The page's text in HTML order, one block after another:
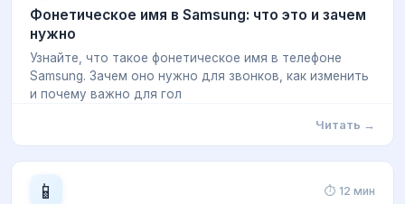
Фонетическое имя в Samsung: что это и зачем
нужно
Узнайте, что такое фонетическое имя в телефоне
Samsung. Зачем оно нужно для звонков, как изменить
и почему важно для гол
Читать →
📱 ⏱ 12 мин